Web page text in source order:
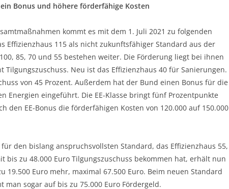
Bonus und höhere förderfähige Kosten
kommt es mit dem 1. Juli 2021 zu folgenden
Effizienzhaus 115 als nicht zukunftsfähiger Standard aus der
85, 70 und 55 bestehen weiter. Die Förderung liegt bei ihnen
Tilgungszuschuss. Neu ist das Effizienzhaus 40 für Sanierungen.
von 45 Prozent. Außerdem hat der Bund einen Bonus für die
Energien eingeführt. Die EE-Klasse bringt fünf Prozentpunkte
den EE-Bonus die förderfähigen Kosten von 120.000 auf 150.000
den bislang anspruchsvollsten Standard, das Effizienzhaus 55,
bis zu 48.000 Euro Tilgungszuschuss bekommen hat, erhält nun
19.500 Euro mehr, maximal 67.500 Euro. Beim neuen Standard
man sogar auf bis zu 75.000 Euro Fördergeld.